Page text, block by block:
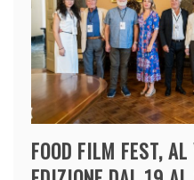
FOOD FILM FEST,